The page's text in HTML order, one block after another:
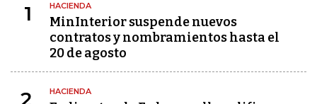
1 HACIENDA
MinInterior suspende nuevos
contratos y nombramientos hasta el
20 de agosto
2 HACIENDA